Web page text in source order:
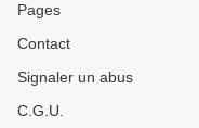
Pages
Contact
Signaler un abus
C.G.U.